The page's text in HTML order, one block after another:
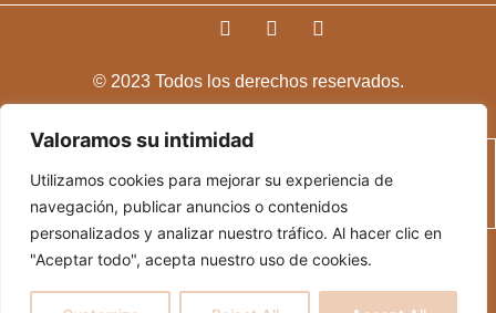
Valoramos su intimidad
Utilizamos cookies para mejorar su experiencia de
navegación, publicar anuncios o contenidos
personalizados y analizar nuestro tráfico. Al hacer clic en
"Aceptar todo", acepta nuestro uso de cookies.
RUBY STAR
Politica de cookiesPolitica de privacidad
F
e
b
o
-
f
T
t
t
Y
t
u
© 2023 Todos los derechos reservados.